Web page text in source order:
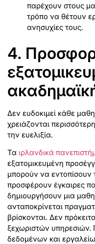
παρέχουν στους
τρόπο να θέτουν
ανησυχίες τους.
4.
Δεν ευδοκιμεί κάθε
χρειάζονται
την ευελιξία.
Τα ιρλανδικά
εξατομικευμένη
μπορούν να
προσφέρουν έγκαιρες
δημιουργήσουν μια
ανταποκρίνεται
βρίσκονται. Δεν
ξεχωριστών υπηρεσιών.
δεδομένων και